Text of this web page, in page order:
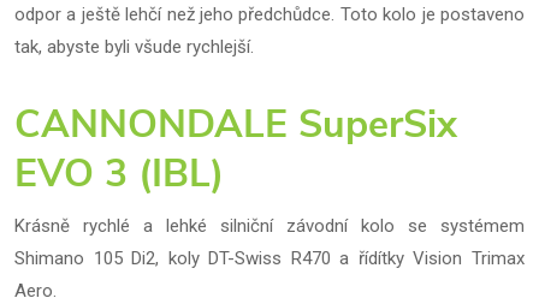
odpor a ještě lehčí než jeho předchůdce. Toto kolo je postaveno
tak, abyste byli všude rychlejší.
CANNONDALE SuperSix
EVO 3 (IBL)
Krásně rychlé a lehké silniční závodní kolo se systémem
Shimano 105 Di2, koly DT-Swiss R470 a řídítky Vision Trimax
Aero.